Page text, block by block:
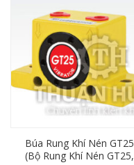
Búa Rung Khí Nén GT25
(Bộ Rung Khí Nén GT25,